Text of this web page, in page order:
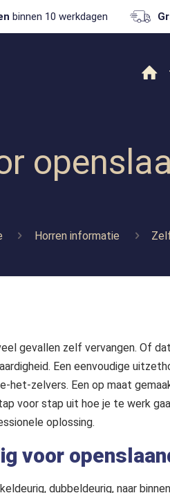
binnen 10 werkdagen
Horren informatie
gevallen zelf vervangen. Of
Een eenvoudige
het-zelvers. Een op maat
voor stap uit hoe je te werk
oplossing.
voor
dubbeldeurig, naar